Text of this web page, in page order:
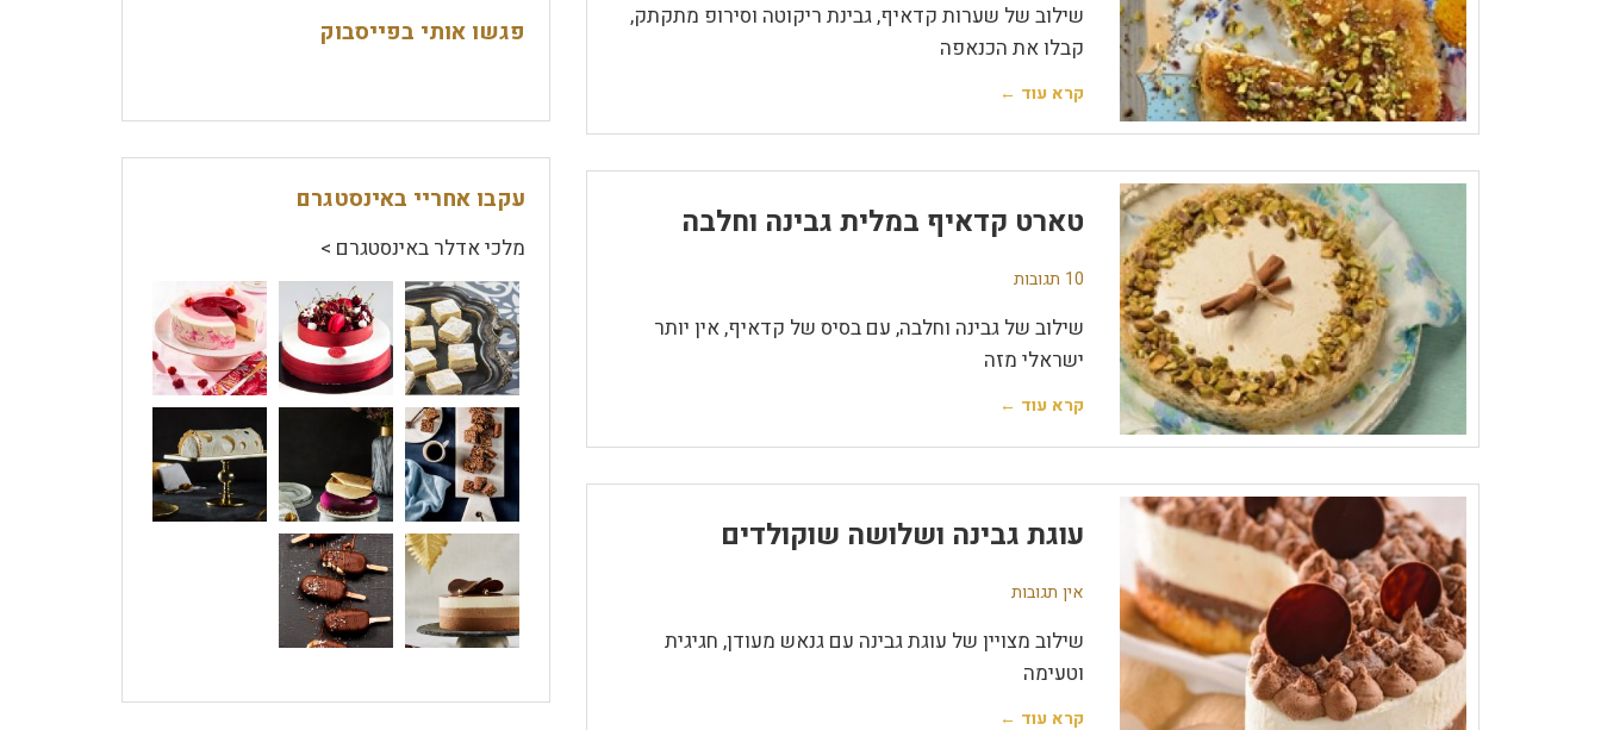
שילוב של שערות קדאיף, גבינת ריקוטה וסירופ מתקתק,
קבלו את הכנאפה
קרא עוד ←
טארט קדאיף במלית גבינה וחלבה
10 תגובות
שילוב של גבינה וחלבה, עם בסיס של קדאיף, אין יותר
ישראלי מזה
קרא עוד ←
עוגת גבינה ושלושה שוקולדים
אין תגובות
שילוב מצויין של עוגת גבינה עם גנאש מעודן, חגיגית
וטעימה
קרא עוד ←
פגשו אותי בפייסבוק
עקבו אחריי באינסטגרם
מלכי אדלר באינסטגרם >